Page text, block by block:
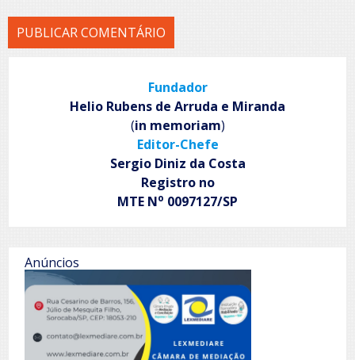
Fundador
Helio Rubens de Arruda e Miranda
(in memoriam)
Editor-Chefe
Sergio Diniz da Costa
Registro no
MTE No 0097127/SP
Anúncios